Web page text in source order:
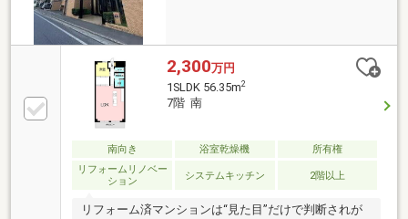
2,300万円
1SLDK 56.35m2
7階 南
南向き 浴室乾燥機
所有権
リフォームリノベー
ション
システムキッチン 2階以上
リフォーム済マンションは“見た目”だけで判断されが